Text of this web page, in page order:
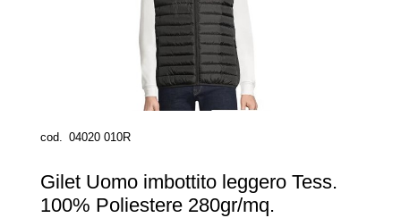
cod. 04020 010R
Gilet Uomo imbottito leggero Tess.
100% Poliestere 280gr/mq.